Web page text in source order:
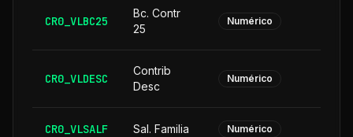
CR0_VLBC25
Bc. Contr
25
Numérico
CR0_VLDESC
Contrib
Desc
Numérico
CR0_VLSALF Sal. Familia Numérico